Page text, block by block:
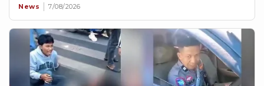
News 7/08/2026